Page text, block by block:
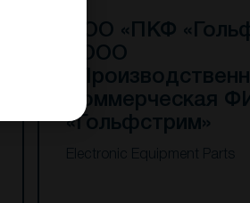
ООО «ПКФ
/ ООО
Коммерческая
«Гольфстрим»
Electronic Equipment Parts